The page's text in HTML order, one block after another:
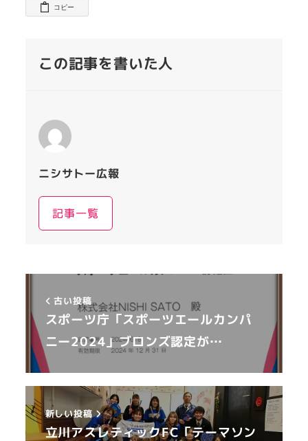
コピー
この記事を書いた人
ニシサトー広報
記事一覧
古い投稿
スポーツ庁「スポーツエールカンパ
ニー2024」ブロンズ認定が…
新しい投稿
立川アスレティックFC「テーマソン